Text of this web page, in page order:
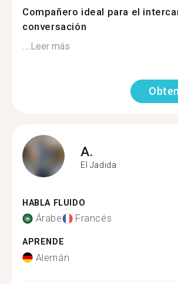
Compañero ideal para el
conversación
Leer más
A.
El Jadida
HABLA FLUIDO
Árabe Francés
APRENDE
Alemán